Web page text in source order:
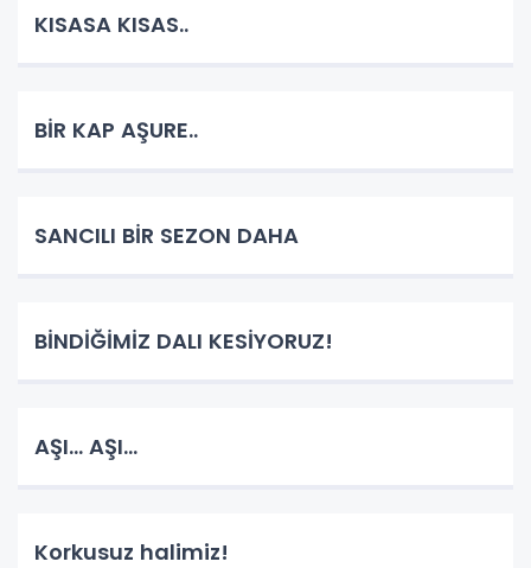
KISASA KISAS..
BİR KAP AŞURE..
SANCILI BİR SEZON DAHA
BİNDİĞİMİZ DALI KESİYORUZ!
AŞI... AŞI...
Korkusuz halimiz!